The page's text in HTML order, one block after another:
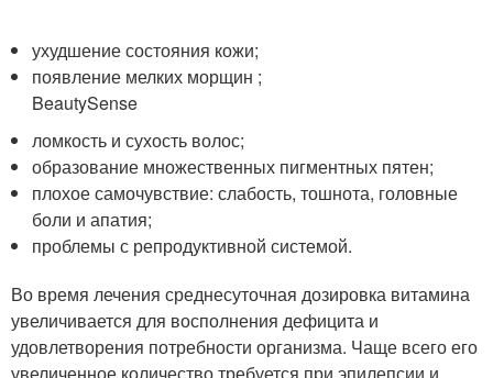
ухудшение состояния кожи;
появление мелких морщин ;
BeautySense
ломкость и сухость волос;
образование множественных пигментных пятен;
плохое самочувствие: слабость, тошнота, головные
боли и апатия;
проблемы с репродуктивной системой.
Во время лечения среднесуточная дозировка витамина
увеличивается для восполнения дефицита и
удовлетворения потребности организма. Чаще всего его